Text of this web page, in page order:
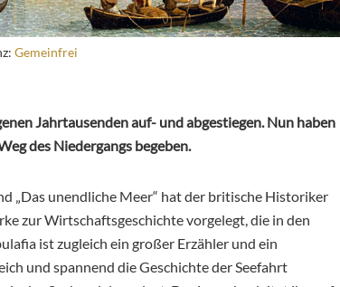
Gemeinfrei
Jahrtausenden auf- und abgestiegen. Nun haben
des Niedergangs begeben.
„Das unendliche Meer“ hat der britische Historiker
zur Wirtschaftsgeschichte vorgelegt, die in den
ist zugleich ein großer Erzähler und ein
und spannend die Geschichte der Seefahrt